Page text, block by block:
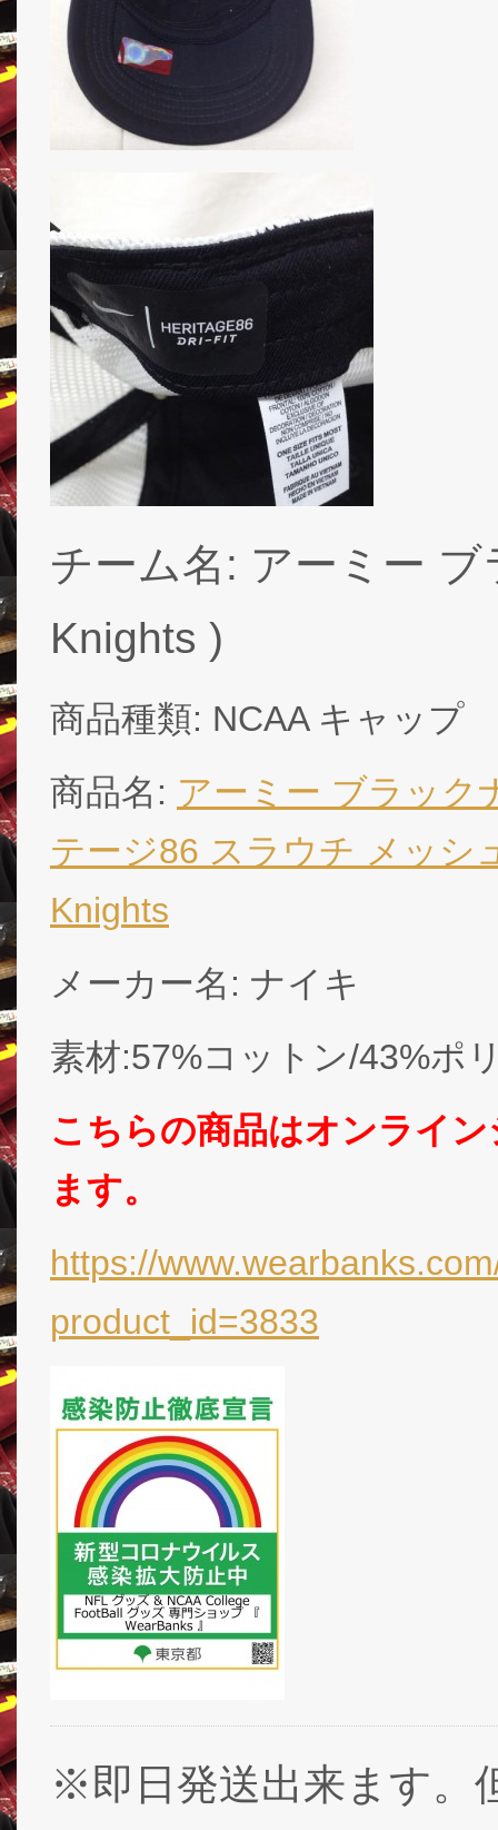
チーム名: アーミー
Knights )
商品種類: NCAA キャップ
商品名: アーミー ブラック
テージ86 スラウチ メッシ
Knights
メーカー名: ナイキ
素材:57%コットン/43%
こちらの商品はオンライ
ます。
https://
product_id=3833
※即日発送出来ます。